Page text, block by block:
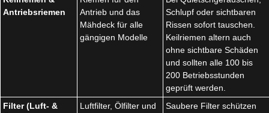
Antriebsriemen
Antrieb und das
Mähdeck für alle
gängigen Modelle
Schlupf oder sichtbaren
Rissen sofort tauschen.
Keilriemen altern auch
ohne sichtbare Schäden
und sollten alle 100 bis
200 Betriebsstunden
geprüft werden.
Filter (Luft- &
Luftfilter, Ölfilter und
Saubere Filter schützen